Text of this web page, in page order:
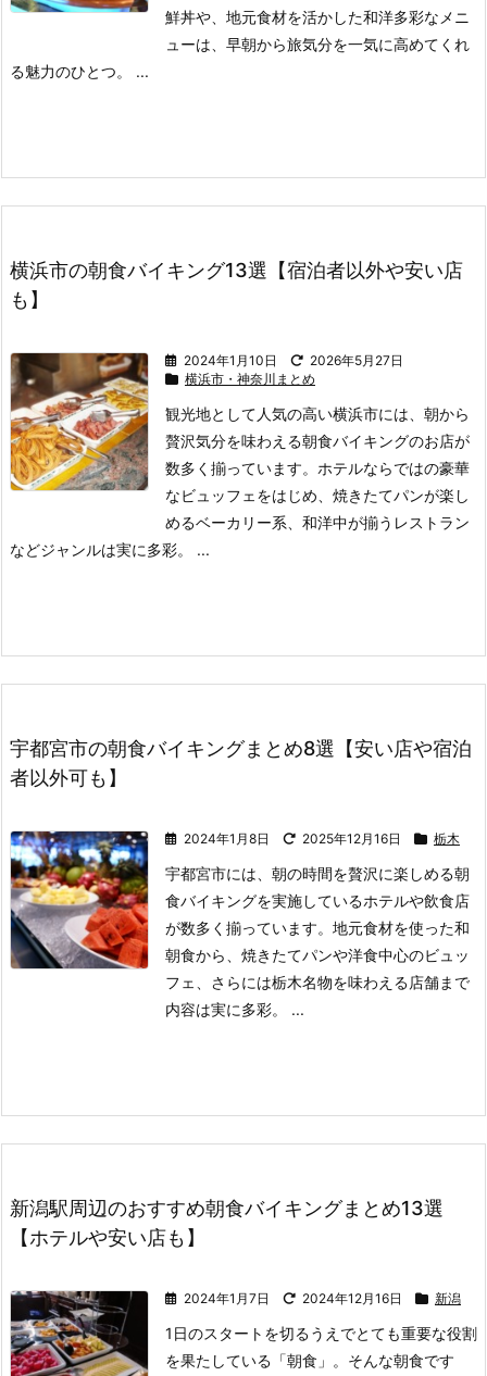
鮮丼や、地元食材を活かした和洋多彩なメニ
ューは、早朝から旅気分を一気に高めてくれ
る魅力のひとつ。 ...
横浜市の朝食バイキング13選【宿泊者以外や安い店
も】
2024年1月10日
2026年5月27日
横浜市・神奈川まとめ
観光地として人気の高い横浜市には、朝から
贅沢気分を味わえる朝食バイキングのお店が
数多く揃っています。 ホテルならではの豪華
なビュッフェをはじめ、焼きたてパンが楽し
めるベーカリー系、和洋中が揃うレストラン
などジャンルは実に多彩。 ...
宇都宮市の朝食バイキングまとめ8選【安い店や宿泊
者以外可も】
2024年1月8日 2025年12月16日 栃木
宇都宮市には、朝の時間を贅沢に楽しめる朝
食バイキングを実施しているホテルや飲食店
が数多く揃っています。 地元食材を使った和
朝食から、焼きたてパンや洋食中心のビュッ
フェ、さらには栃木名物を味わえる店舗まで
内容は実に多彩。 ...
新潟駅周辺のおすすめ朝食バイキングまとめ13選
【ホテルや安い店も】
2024年1月7日 2024年12月16日 新潟
1日のスタートを切るうえでとても重要な役割
を果たしている「朝食」。 そんな朝食です